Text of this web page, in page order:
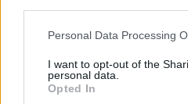
Please note that this website/
not limited to your visit or usage
grant or deny consent to
use your data for below
Personal Data Processing
I want to opt-out of the
personal data.
Opted In
Continue lendo
NÃO CLASSIFICADO